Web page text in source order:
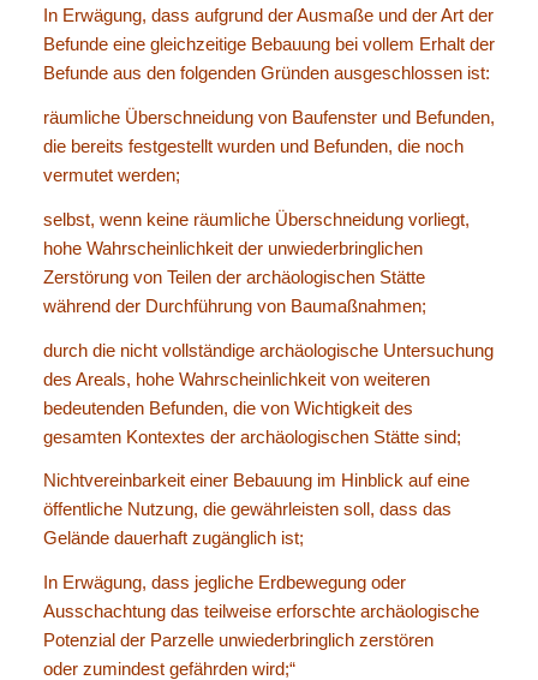
In Erwägung, dass aufgrund der Ausmaße und der Art der
Befunde eine gleichzeitige Bebauung bei vollem Erhalt der
Befunde aus den folgenden Gründen ausgeschlossen ist:
räumliche Überschneidung von Baufenster und Befunden,
die bereits festgestellt wurden und Befunden, die noch
vermutet werden;
selbst, wenn keine räumliche Überschneidung vorliegt,
hohe Wahrscheinlichkeit der unwiederbringlichen
Zerstörung von Teilen der archäologischen Stätte
während der Durchführung von Baumaßnahmen;
durch die nicht vollständige archäologische Untersuchung
des Areals, hohe Wahrscheinlichkeit von weiteren
bedeutenden Befunden, die von Wichtigkeit des
gesamten Kontextes der archäologischen Stätte sind;
Nichtvereinbarkeit einer Bebauung im Hinblick auf eine
öffentliche Nutzung, die gewährleisten soll, dass das
Gelände dauerhaft zugänglich ist;
In Erwägung, dass jegliche Erdbewegung oder
Ausschachtung das teilweise erforschte archäologische
Potenzial der Parzelle unwiederbringlich zerstören
oder zumindest gefährden wird;“